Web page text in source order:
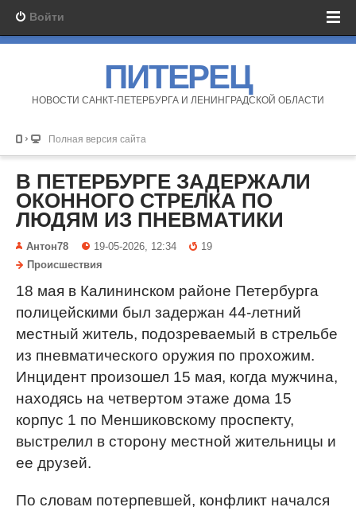
Войти
ПИТЕРЕЦ
НОВОСТИ САНКТ-ПЕТЕРБУРГА И ЛЕНИНГРАДСКОЙ ОБЛАСТИ
Полная версия сайта
В ПЕТЕРБУРГЕ ЗАДЕРЖАЛИ
ОКОННОГО СТРЕЛКА ПО
ЛЮДЯМ ИЗ ПНЕВМАТИКИ
Антон78 19-05-2026, 12:34
19
Происшествия
18 мая в Калининском районе Петербурга
полицейскими был задержан 44-летний
местный житель, подозреваемый в стрельбе
из пневматического оружия по прохожим.
Инцидент произошел 15 мая, когда мужчина,
находясь на четвертом этаже дома 15
корпус 1 по Меншиковскому проспекту,
выстрелил в сторону местной жительницы и
ее друзей.
По словам потерпевшей, конфликт начался